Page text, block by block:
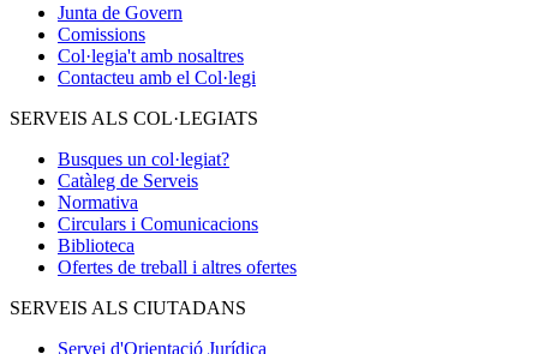
Junta de Govern
Comissions
Col·legia't amb nosaltres
Contacteu amb el Col·legi
SERVEIS ALS COL·LEGIATS
Busques un col·legiat?
Catàleg de Serveis
Normativa
Circulars i Comunicacions
Biblioteca
Ofertes de treball i altres ofertes
SERVEIS ALS CIUTADANS
Servei d'Orientació Jurídica